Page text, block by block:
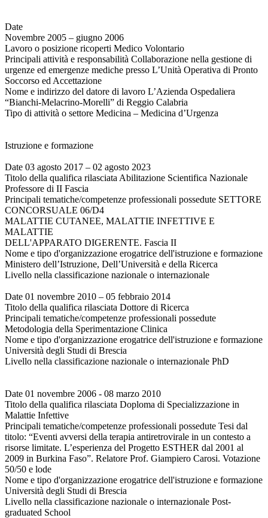
Date
Novembre 2005 – giugno 2006
Lavoro o posizione ricoperti Medico Volontario
Principali attività e responsabilità Collaborazione nella gestione di
urgenze ed emergenze mediche presso L’Unità Operativa di Pronto
Soccorso ed Accettazione
Nome e indirizzo del datore di lavoro L’Azienda Ospedaliera
“Bianchi-Melacrino-Morelli” di Reggio Calabria
Tipo di attività o settore Medicina – Medicina d’Urgenza
Istruzione e formazione
Date 03 agosto 2017 – 02 agosto 2023
Titolo della qualifica rilasciata Abilitazione Scientifica Nazionale
Professore di II Fascia
Principali tematiche/competenze professionali possedute SETTORE
CONCORSUALE 06/D4
MALATTIE CUTANEE, MALATTIE INFETTIVE E
MALATTIE
DELL'APPARATO DIGERENTE. Fascia II
Nome e tipo d'organizzazione erogatrice dell'istruzione e formazione
Ministero dell’Istruzione, Dell’Università e della Ricerca
Livello nella classificazione nazionale o internazionale
Date 01 novembre 2010 – 05 febbraio 2014
Titolo della qualifica rilasciata Dottore di Ricerca
Principali tematiche/competenze professionali possedute
Metodologia della Sperimentazione Clinica
Nome e tipo d'organizzazione erogatrice dell'istruzione e formazione
Università degli Studi di Brescia
Livello nella classificazione nazionale o internazionale PhD
Date 01 novembre 2006 - 08 marzo 2010
Titolo della qualifica rilasciata Doploma di Specializzazione in
Malattie Infettive
Principali tematiche/competenze professionali possedute Tesi dal
titolo: “Eventi avversi della terapia antiretrovirale in un contesto a
risorse limitate. L’esperienza del Progetto ESTHER dal 2001 al
2009 in Burkina Faso”. Relatore Prof. Giampiero Carosi. Votazione
50/50 e lode
Nome e tipo d'organizzazione erogatrice dell'istruzione e formazione
Università degli Studi di Brescia
Livello nella classificazione nazionale o internazionale Post-
graduated School